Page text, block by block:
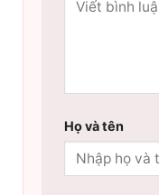
Họ và tên